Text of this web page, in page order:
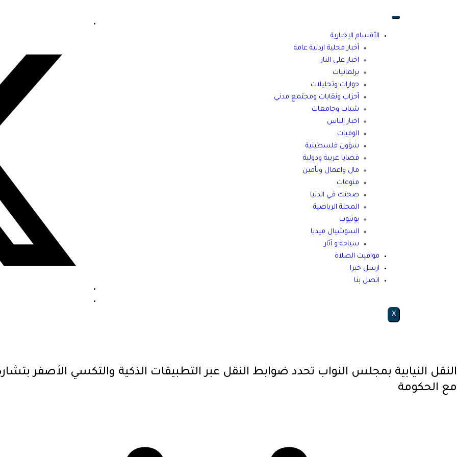
الأقسام الإخبارية
أخبار محلية اردنية عامة
اخبار على النار
برلمانيات
حوارات وتحليلات
أحزاب ونقابات ومجتمع مدني
شباب وجامعات
اخبار الناس
الوفيات
شؤون فلسطينية
قضايا عربية ودولية
مال واعمال وتأمين
منوعات
صحتك في الدنيا
المجلة الرياضية
يوتيوب
السوشيال ميديا
سياحة و آثار
مواقيت الصلاة
ارسل خبرا
اتصل بنا
X
النقل النيابية بمجلس النواب تحدد ضوابط النقل عبر التطبيقات الذكية والتكسي الأصفر
مع الحكومة